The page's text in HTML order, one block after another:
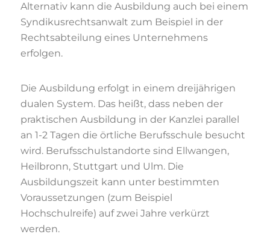
Alternativ kann die Ausbildung auch bei einem
Syndikusrechtsanwalt zum Beispiel in der
Rechtsabteilung eines Unternehmens
erfolgen.
Die Ausbildung erfolgt in einem dreijährigen
dualen System. Das heißt, dass neben der
praktischen Ausbildung in der Kanzlei parallel
an 1-2 Tagen die örtliche Berufsschule besucht
wird. Berufsschulstandorte sind Ellwangen,
Heilbronn, Stuttgart und Ulm. Die
Ausbildungszeit kann unter bestimmten
Voraussetzungen (zum Beispiel
Hochschulreife) auf zwei Jahre verkürzt
werden.